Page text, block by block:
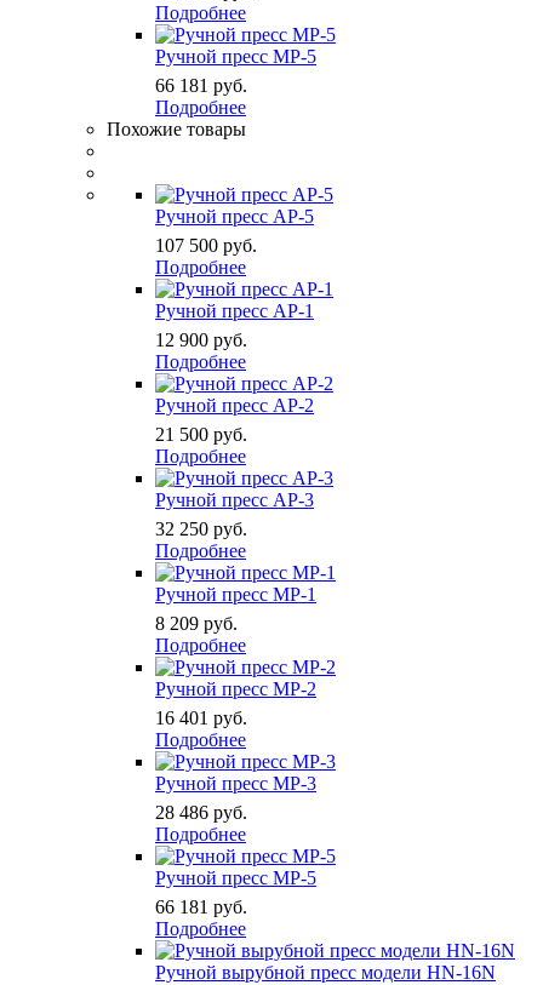
Подробнее
Ручной пресс MP-5
66 181 руб.
Подробнее
Похожие товары
Ручной пресс AP-5
107 500 руб.
Подробнее
Ручной пресс АР-1
12 900 руб.
Подробнее
Ручной пресс АР-2
21 500 руб.
Подробнее
Ручной пресс АР-3
32 250 руб.
Подробнее
Ручной пресс MP-1
8 209 руб.
Подробнее
Ручной пресс MP-2
16 401 руб.
Подробнее
Ручной пресс MP-3
28 486 руб.
Подробнее
Ручной пресс MP-5
66 181 руб.
Подробнее
Ручной вырубной пресс модели HN-16N